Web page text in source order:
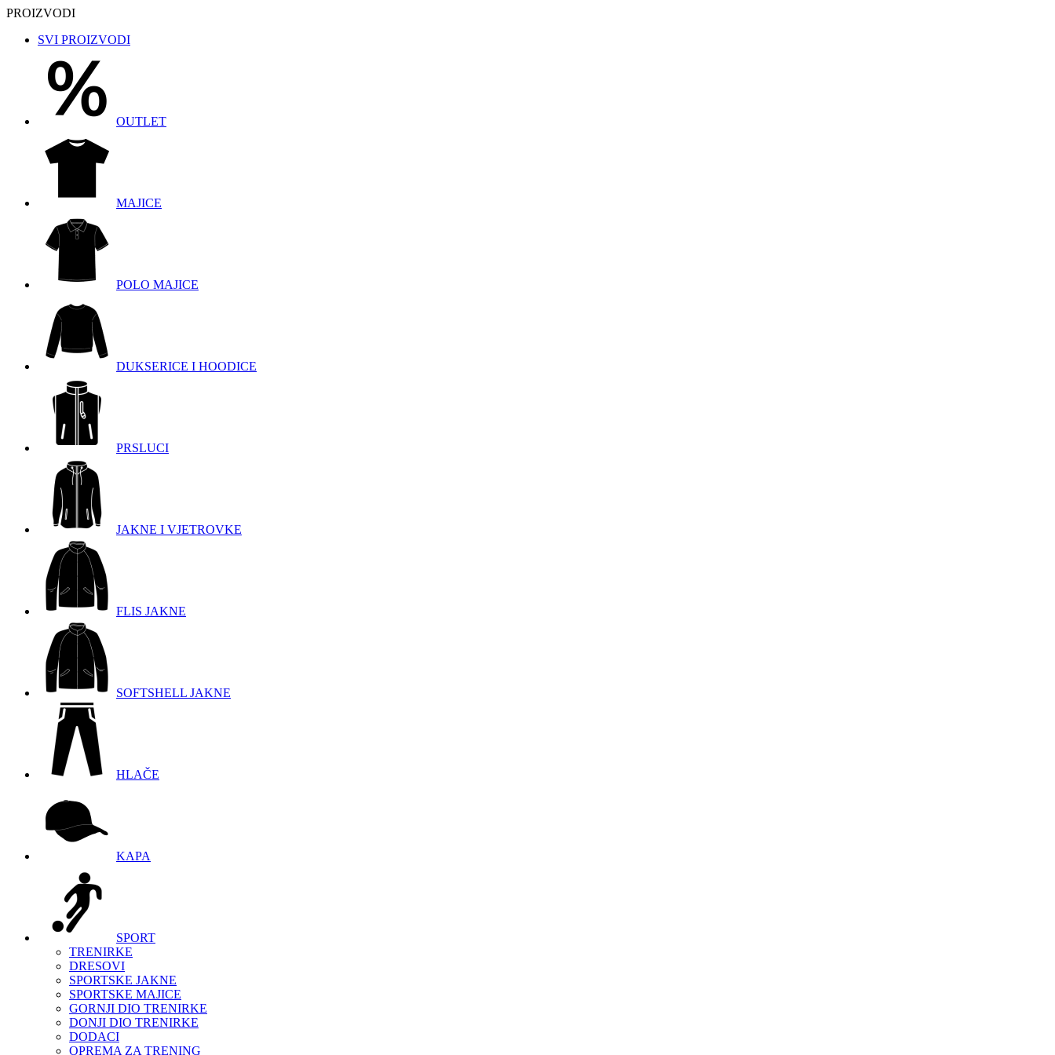
PROIZVODI
SVI PROIZVODI
OUTLET
MAJICE
POLO MAJICE
DUKSERICE I HOODICE
PRSLUCI
JAKNE I VJETROVKE
FLIS JAKNE
SOFTSHELL JAKNE
HLAČE
KAPA
SPORT
TRENIRKE
DRESOVI
SPORTSKE JAKNE
SPORTSKE MAJICE
GORNJI DIO TRENIRKE
DONJI DIO TRENIRKE
DODACI
OPREMA ZA TRENING